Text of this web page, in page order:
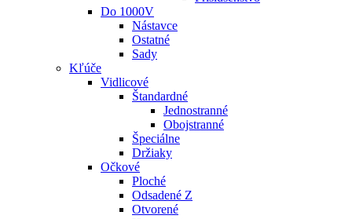
Do 1000V
Nástavce
Ostatné
Sady
Kľúče
Vidlicové
Štandardné
Jednostranné
Obojstranné
Špeciálne
Držiaky
Očkové
Ploché
Odsadené Z
Otvorené